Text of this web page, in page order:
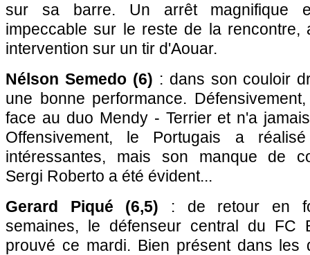
sur sa barre. Un arrêt magnifique
impeccable sur le reste de la rencontre,
intervention sur un tir d'Aouar.
Nélson Semedo (6) : dans son couloir
une bonne performance.
face au duo Mendy - Terrier et n'a
Offensivement, le Portugais a
intéressantes, mais son manque de
Sergi Roberto a été évident...
Gerard Piqué (6,5) : de retour en
semaines, le défenseur central du FC
prouvé ce mardi. Bien présent dans les